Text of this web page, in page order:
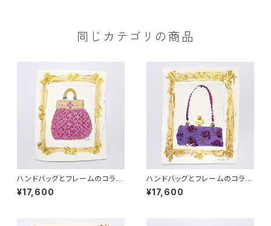
同じカテゴリの商品
ハンドバッグとフレームのコラー
ジュ-１（原画）
¥17,600
ハンドバッグとフレームのコラー
ジュ-２（原画）
¥17,600